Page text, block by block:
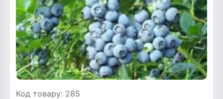
Код товару: 285